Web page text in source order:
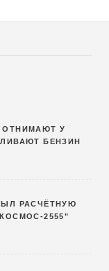
ОТНИМАЮТ У
БЕНЗИН
РАСЧЁТНУЮ
2555"